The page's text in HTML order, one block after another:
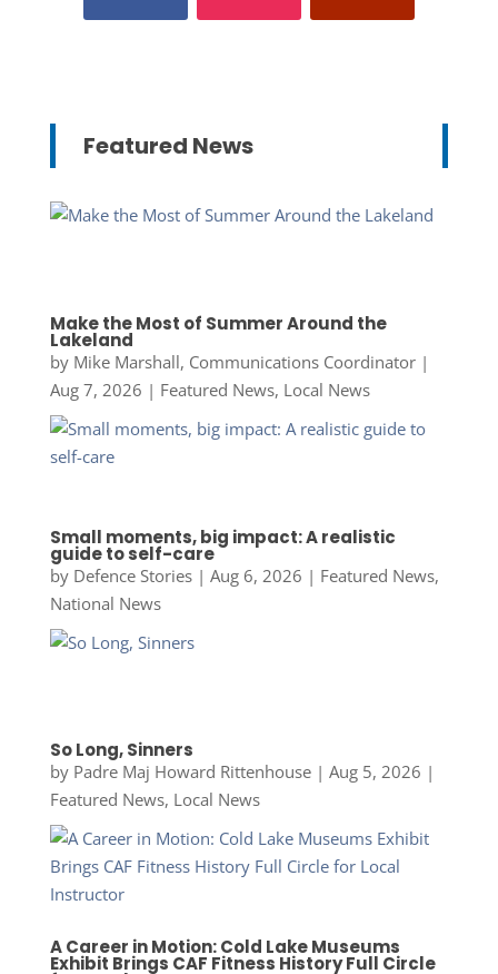
Featured News
Make the Most of Summer Around the
Lakeland
by Mike Marshall, Communications Coordinator|
Aug 7, 2026 | Featured News, Local News
Small moments, big impact: A realistic
guide to self-care
by Defence Stories| Aug 6, 2026 | Featured News,
National News
So Long, Sinners
by Padre Maj Howard Rittenhouse| Aug 5, 2026 |
Featured News, Local News
A Career in Motion: Cold Lake Museums
Exhibit Brings CAF Fitness History Full Circle